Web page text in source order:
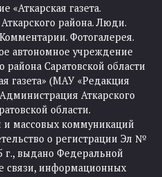
«Аткарская газета.
района. Люди.
Фотогалерея.
автономное учреждение
Саратовской области
газета» (МАУ «Редакция
Администрация Аткарского
области.
массовых коммуникаций
о регистрации Эл №
г., выдано Федеральной
связи, информационных